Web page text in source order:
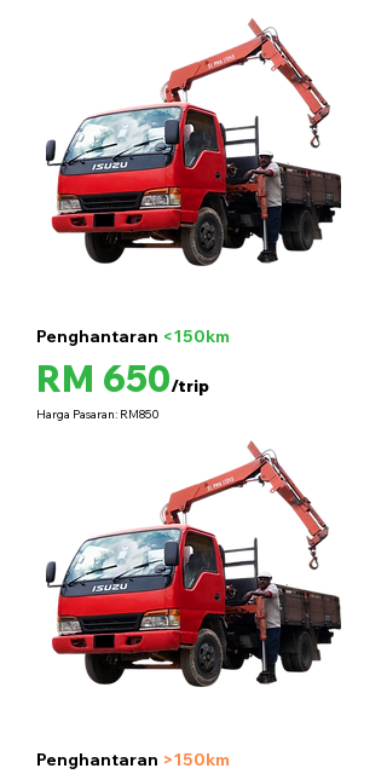
Penghantaran <150km
RM 650/trip
Harga Pasaran: RM850
Penghantaran >150km